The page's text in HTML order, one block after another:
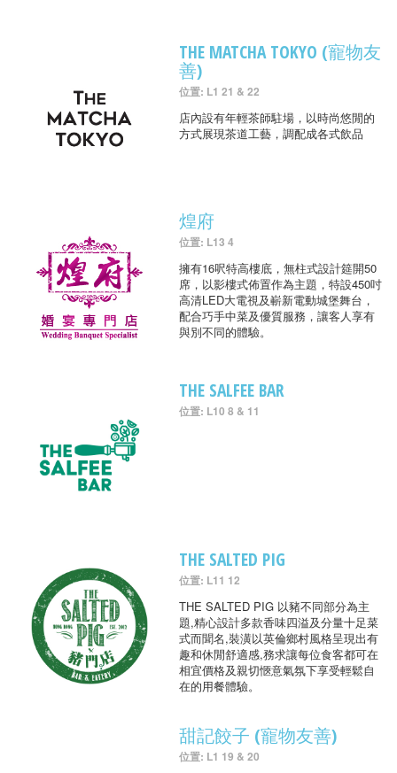
THE MATCHA TOKYO (寵物友
善)
位置: L1 21 & 22
店內設有年輕茶師駐場，以時尚悠閒的
方式展現茶道工藝，調配成各式飲品
煌府
位置: L13 4
擁有16呎特高樓底，無柱式設計筵開50
席，以影樓式佈置作為主題，特設450吋
高清LED大電視及嶄新電動城堡舞台，
配合巧手中菜及優質服務，讓客人享有
與別不同的體驗。
THE SALFEE BAR
位置: L10 8 & 11
THE SALTED PIG
位置: L11 12
THE SALTED PIG 以豬不同部分為主
題,精心設計多款香味四溢及分量十足菜
式而聞名,裝潢以英倫鄉村風格呈現出有
趣和休閒舒適感,務求讓每位食客都可在
相宜價格及親切愜意氣氛下享受輕鬆自
在的用餐體驗。
甜記餃子 (寵物友善)
位置: L1 19 & 20